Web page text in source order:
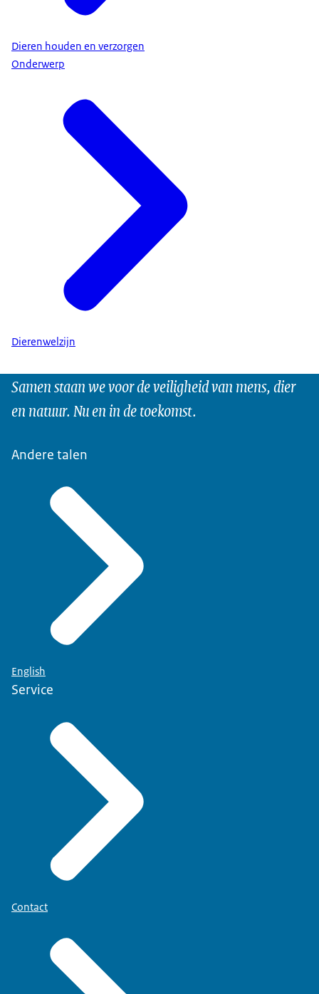
Dieren houden en verzorgen
Onderwerp
Dierenwelzijn
Samen staan we voor de veiligheid van mens, dier
en natuur. Nu en in de toekomst.
Andere talen
English
Service
Contact